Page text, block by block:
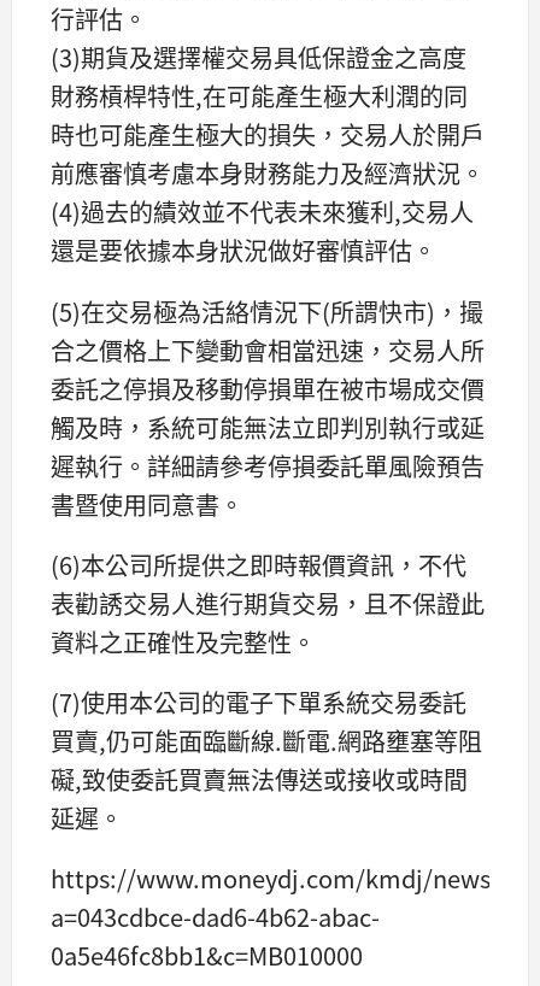
行評估。
(3)期貨及選擇權交易具低保證金之高度
財務槓桿特性,在可能產生極大利潤的同
時也可能產生極大的損失，交易人於開戶
前應審慎考慮本身財務能力及經濟狀況。
(4)過去的績效並不代表未來獲利,交易人
還是要依據本身狀況做好審慎評估。
(5)在交易極為活絡情況下(所謂快市)，撮
合之價格上下變動會相當迅速，交易人所
委託之停損及移動停損單在被市場成交價
觸及時，系統可能無法立即判別執行或延
遲執行。詳細請參考停損委託單風險預告
書暨使用同意書。
(6)本公司所提供之即時報價資訊，不代
表勸誘交易人進行期貨交易，且不保證此
資料之正確性及完整性。
(7)使用本公司的電子下單系統交易委託
買賣,仍可能面臨斷線.斷電.網路壅塞等阻
礙,致使委託買賣無法傳送或接收或時間
延遲。
https://www.moneydj.com/kmdj/news/
a=043cdbce-dad6-4b62-abac-
0a5e46fc8bb1&c=MB010000